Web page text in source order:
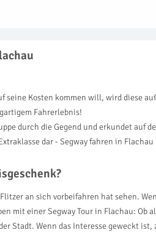
seine Kosten kommen will, wird diese
Fahrerlebnis!
durch die Gegend und erkundet auf
dar - Segway fahren in
an sich vorbeifahren hat sehen.
mit einer Segway Tour in Flachau:
Stadt. Wenn das Interesse geweckt